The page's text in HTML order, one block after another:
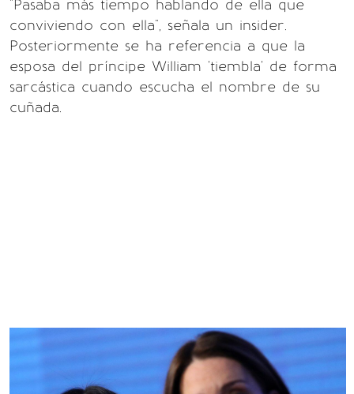
"Pasaba más tiempo hablando de ella que
conviviendo con ella", señala un insider.
Posteriormente se ha referencia a que la
esposa del príncipe William 'tiembla' de forma
sarcástica cuando escucha el nombre de su
cuñada.